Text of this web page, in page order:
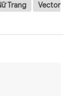
Trang
Vector